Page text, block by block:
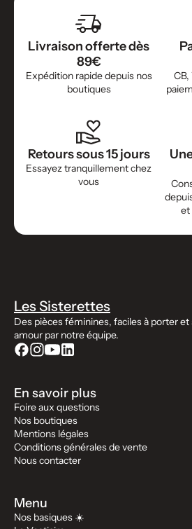
Livraison offerte dès
89€
Expédition rapide depuis nos
boutiques
Retours sous 15 jours
Essayez tranquillement chez
vous
et
Les Sisterettes
Des pièces féminines, faciles à porter
amour par notre équipe.
En savoir plus
Foire aux questions
Nos boutiques
Mentions légales
Conditions générales de vente
Nous contacter
Menu
Nos basiques ☀️